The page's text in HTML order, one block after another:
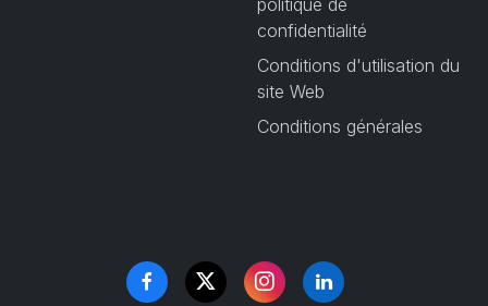
politique de
confidentialité
Conditions d'utilisation du
site Web
Conditions générales